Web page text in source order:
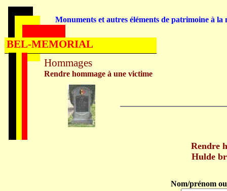
Rendre
Hulde
Nom/prénom
Hommages
Rendre hommage à une victime
Monuments et autres éléments de patrimoine à la
BEL-MEMORIAL